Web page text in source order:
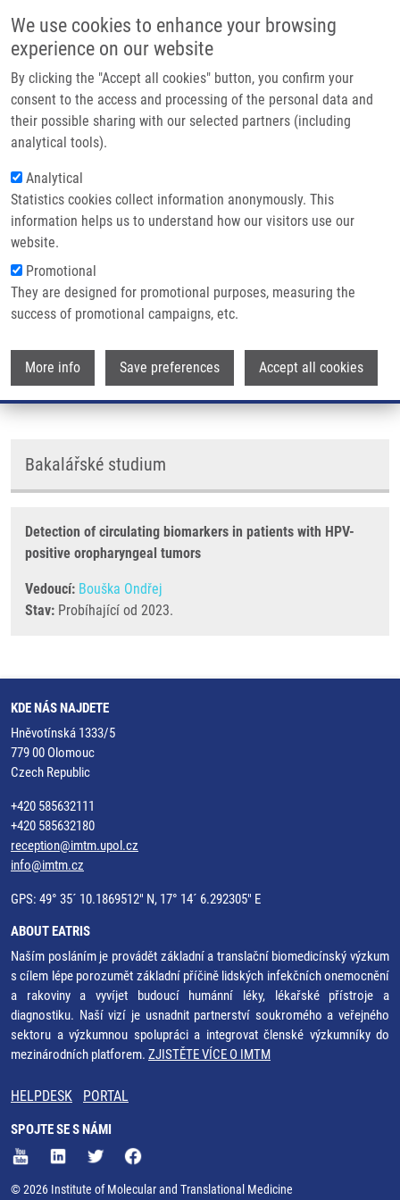
We use cookies to enhance your browsing
experience on our website
By clicking the "Accept all cookies" button, you confirm your
consent to the access and processing of the personal data and
their possible sharing with our selected partners (including
analytical tools).
Analytical
Statistics cookies collect information anonymously. This
information helps us to understand how our visitors use our
website.
Promotional
They are designed for promotional purposes, measuring the
success of promotional campaigns, etc.
More info Save preferences Accept all cookies
Main
Domů
Partner institutions
Technologie a služby
Kontakt
Drobečková navigace
Domů Večeřová Eliška
Večeřová Eliška
Skupiny: BAKALÁŘSKÝ STUDENT,
ÚMTM, LEM
Bakalářské studium
Detection of circulating biomarkers in patients with HPV-
positive oropharyngeal tumors
Vedoucí: Bouška Ondřej
Stav: Probíhající od 2023.
KDE NÁS NAJDETE
Hněvotínská 1333/5
779 00 Olomouc
Czech Republic
+420 585632111
+420 585632180
reception@imtm.upol.cz
info@imtm.cz
GPS: 49° 35´ 10.1869512" N, 17° 14´ 6.292305" E
ABOUT EATRIS
Naším posláním je provádět základní a translační biomedicínský výzkum
s cílem lépe porozumět základní příčině lidských infekčních onemocnění
a rakoviny a vyvíjet budoucí humánní léky, lékařské přístroje a
diagnostiku. Naší vizí je usnadnit partnerství soukromého a veřejného
sektoru a výzkumnou spolupráci a integrovat členské výzkumníky do
mezinárodních platforem. ZJISTĚTE VÍCE O IMTM
HELPDESK PORTAL
SPOJTE SE S NÁMI
© 2026 Institute of Molecular and Translational Medicine